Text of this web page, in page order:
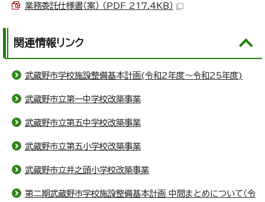
業務委託仕様書（案） （PDF 217.4KB）
関連情報リンク
武蔵野市学校施設整備基本計画(令和2年度～令和25年度)
武蔵野市立第一中学校改築事業
武蔵野市立第五中学校改築事業
武蔵野市立第五小学校改築事業
武蔵野市立井之頭小学校改築事業
第二期武蔵野市学校施設整備基本計画 中間まとめについて（令